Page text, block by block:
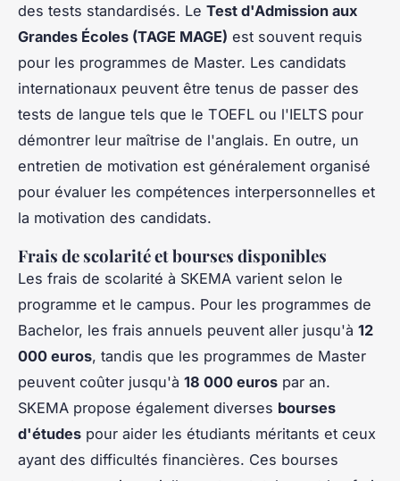
des tests standardisés. Le Test d'Admission aux
Grandes Écoles (TAGE MAGE) est souvent requis
pour les programmes de Master. Les candidats
internationaux peuvent être tenus de passer des
tests de langue tels que le TOEFL ou l'IELTS pour
démontrer leur maîtrise de l'anglais. En outre, un
entretien de motivation est généralement organisé
pour évaluer les compétences interpersonnelles et
la motivation des candidats.
Frais de scolarité et bourses disponibles
Les frais de scolarité à SKEMA varient selon le
programme et le campus. Pour les programmes de
Bachelor, les frais annuels peuvent aller jusqu'à 12
000 euros, tandis que les programmes de Master
peuvent coûter jusqu'à 18 000 euros par an.
SKEMA propose également diverses bourses
d'études pour aider les étudiants méritants et ceux
ayant des difficultés financières. Ces bourses